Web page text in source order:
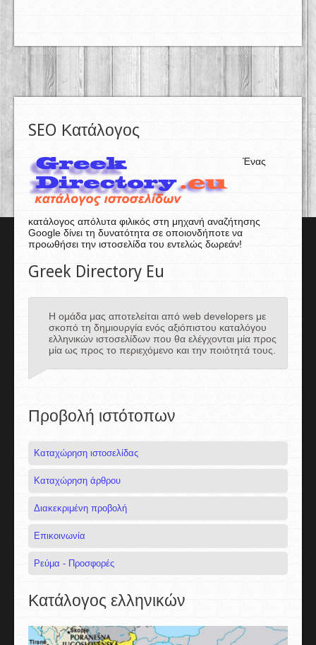
SEO Κατάλογος
Ένας
κατάλογος απόλυτα φιλικός στη μηχανή αναζήτησης
Google δίνει τη δυνατότητα σε οποιονδήποτε να
προωθήσει την ιστοσελίδα του εντελώς δωρεάν!
Greek Directory Eu
Η ομάδα μας αποτελείται από web developers με
σκοπό τη δημιουργία ενός αξιόπιστου καταλόγου
ελληνικών ιστοσελίδων που θα ελέγχονται μία προς
μία ως προς το περιεχόμενο και την ποιότητά τους.
Προβολή ιστότοπων
Καταχώρηση ιστοσελίδας
Καταχώρηση άρθρου
Διακεκριμένη προβολή
Επικοινωνία
Ρεύμα - Προσφορές
Κατάλογος ελληνικών